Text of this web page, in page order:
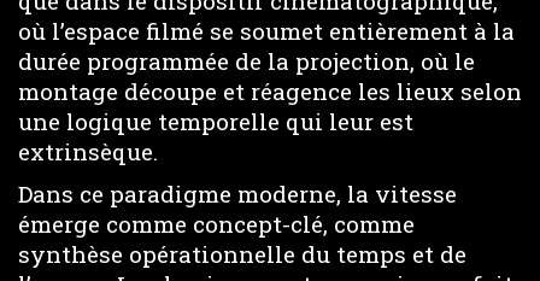
où l’espace filmé se soumet entièrement à la
durée programmée de la projection, où le
montage découpe et réagence les lieux selon
une logique temporelle qui leur est
extrinsèque.
Dans ce paradigme moderne, la vitesse
émerge comme concept-clé, comme
synthèse opérationnelle du temps et de